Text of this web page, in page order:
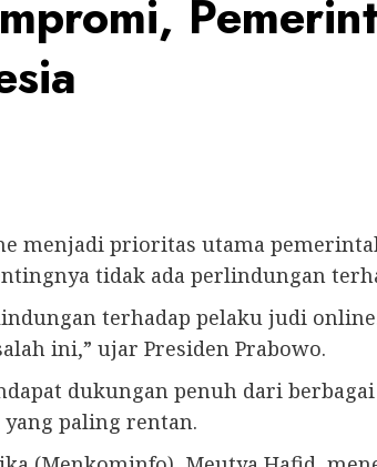
menjadi prioritas utama
tidak ada perlindungan
terhadap pelaku judi
ini,” ujar Presiden Prabowo.
dukungan penuh dari
paling rentan.